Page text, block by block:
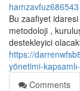
hamzavfuz686543
Bu zaafiyet
metodoloji ,
destekleyici
https://
yönetimi-
Comments